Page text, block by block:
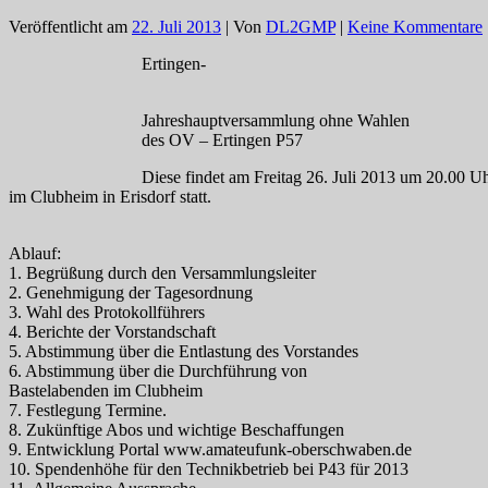
Veröffentlicht am 22. Juli 2013 | Von DL2GMP| Keine Kommentare
Ertingen-
Jahreshauptversammlung ohne Wahlen
des OV – Ertingen P57
Diese findet am Freitag 26. Juli 2013 um 20.00
im Clubheim in Erisdorf statt.
Ablauf:
1. Begrüßung durch den Versammlungsleiter
2. Genehmigung der Tagesordnung
3. Wahl des Protokollführers
4. Berichte der Vorstandschaft
5. Abstimmung über die Entlastung des Vorstandes
6. Abstimmung über die Durchführung von
Bastelabenden im Clubheim
7. Festlegung Termine.
8. Zukünftige Abos und wichtige Beschaffungen
9. Entwicklung Portal www.amateufunk-oberschwaben.de
10. Spendenhöhe für den Technikbetrieb bei P43 für 2013